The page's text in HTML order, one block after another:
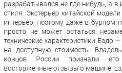
Производство: Липецк
Гарантия: 5 лет
разрабатывался не где-нибудь, а
стиля. Экстерьер китайской
интерьер, поэтому даже в бурном
просто не может остаться
технические характеристики Еадо
на доступную стоимость.
концов России признали
восторженные отзывы о машине.